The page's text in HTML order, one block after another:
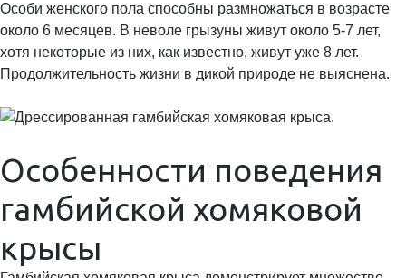
Особи женского пола способны размножаться в возрасте
около 6 месяцев. В неволе грызуны живут около 5-7 лет,
хотя некоторые из них, как известно, живут уже 8 лет.
Продолжительность жизни в дикой природе не выяснена.
Особенности поведения
гамбийской хомяковой
крысы